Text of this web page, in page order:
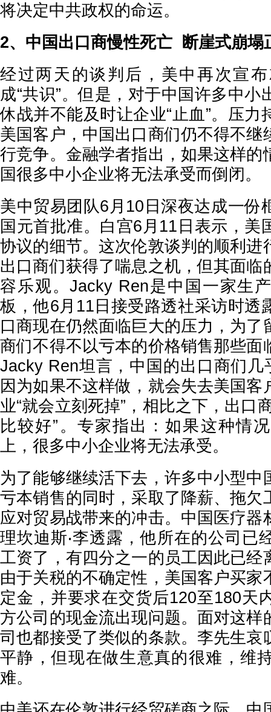
将决定中共政权的命运。
2、中国出口商慢性死亡 断崖式崩塌
经过两天的谈判后，美中再次宣
成“共识”。但是，对于中国许多中小
休战并不能及时让企业“止血”。压力
美国客户，中国出口商们仍不得不继
行竞争。金融学者指出，如果这样的
国很多中小企业将无法承受而倒闭。
美中贸易团队6月10日深夜达成一份
国元首批准。白宫6月11日表示，美
协议的细节。这次伦敦谈判的顺利进
出口商们获得了喘息之机，但其面临
容乐观。Jacky Ren是中国一家生
板，他6月11日接受路透社采访时透
口商现在仍然面临巨大的压力，为了
商们不得不以亏本的价格销售那些面
Jacky Ren坦言，中国的出口商们几
因为如果不这样做，就会失去美国客
业“就会立刻死掉”，相比之下，出口
比较好”。专家指出：如果这种情
上，很多中小企业将无法承受。
为了能够继续活下去，许多中小型中
亏本销售的同时，采取了降薪、拖欠
应对贸易战带来的冲击。中国医疗器
理坎迪斯‧李透露，他所在的公司已
工资了，有四分之一的员工因此已经
由于关税的不确定性，美国客户买家
定金，并要求在交货后120至180天
方公司的现金流出现问题。面对这样
司也都接受了类似的条款。李先生哀
平静，但现在做生意真的很难，维
难。